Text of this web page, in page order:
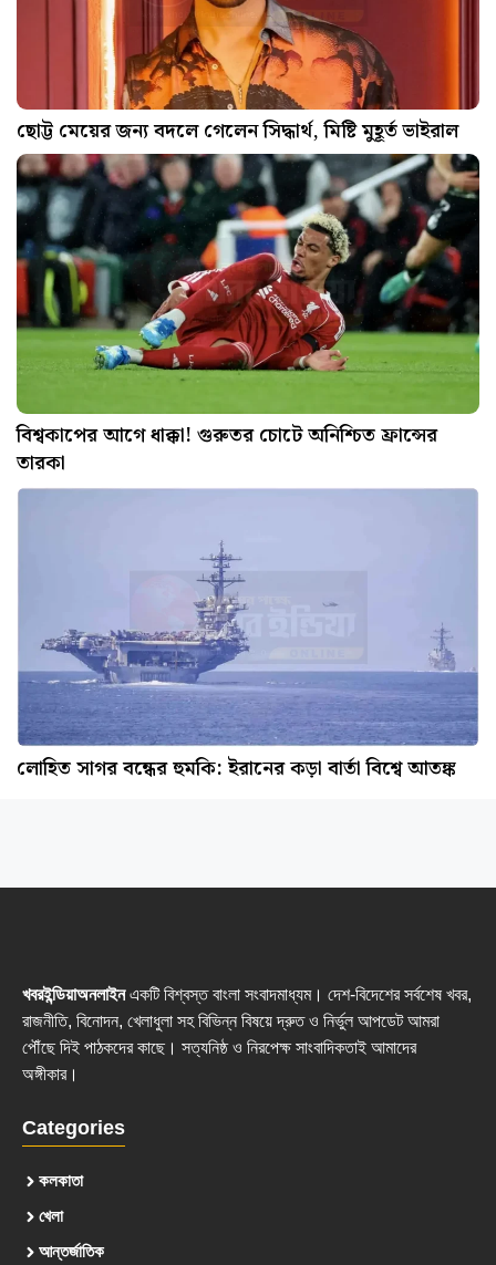
ছোট্ট মেয়ের জন্য বদলে গেলেন সিদ্ধার্থ, মিষ্টি মুহূর্ত ভাইরাল
বিশ্বকাপের আগে ধাক্কা! গুরুতর চোটে অনিশ্চিত ফ্রান্সের
তারকা
লোহিত সাগর বন্ধের হুমকি: ইরানের কড়া বার্তা বিশ্বে আতঙ্ক
খবরইন্ডিয়াঅনলাইনএকটি বিশ্বস্ত বাংলা সংবাদমাধ্যম। দেশ-বিদেশের সর্বশেষ খবর,
রাজনীতি, বিনোদন, খেলাধুলা সহ বিভিন্ন বিষয়ে দ্রুত ও নির্ভুল আপডেট আমরা
পৌঁছে দিই পাঠকদের কাছে। সত্যনিষ্ঠ ও নিরপেক্ষ সাংবাদিকতাই আমাদের
অঙ্গীকার।
Categories
কলকাতা
খেলা
আন্তর্জাতিক